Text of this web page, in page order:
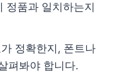
정품과 일치하는지
정확한지, 폰트나
펴봐야 합니다.